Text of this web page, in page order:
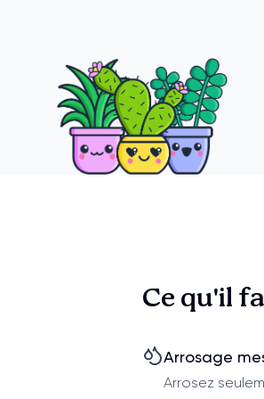
Ce qu'il
Arrosage
Arrosez